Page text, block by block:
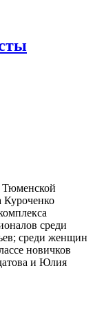
Тюменской
Куроченко
среди
среди женщин
новичков
и Юлия